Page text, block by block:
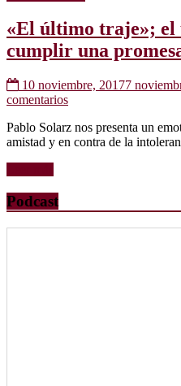
«El último traje»;
cumplir una
10 noviembre, 20177
comentarios
Pablo Solarz nos presenta un
amistad y en contra de la
Podcast